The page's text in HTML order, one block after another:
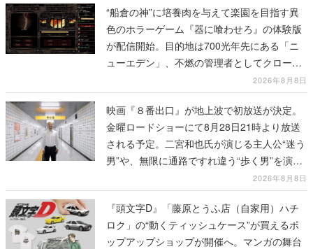
“船倉の神”に培養肉を与えて楽園を目指す異
色のホラーゲーム『器に喰わせろ』の体験版
が配信開始。目的地は700光年先にある「ニ
ューエデン」、不燃の管理者としてクローン
人間を増やし、加工して神に捧げる2026年8月8日
映画『８番出口』が地上波で初放送が決定。
金曜ロードショーにて8月28日21時より放送
される予定。二宮和也氏が演じる主人公“迷う
男”や、無限に通路ですれ違う“歩く男”を演じ
2026年8月8日
『頭文字D』「藤原とうふ店（自家用）ハチ
ロク」の“動くティッシュケース”が買えるポ
ップアップショップが開催へ。マンガの舞台